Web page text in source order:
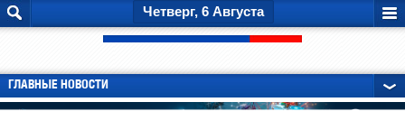
Четверг, 6 Августа
ГЛАВНЫЕ НОВОСТИ